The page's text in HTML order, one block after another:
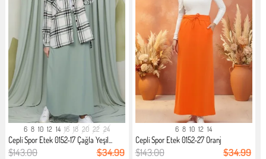
6 8 10 12 14 16 18 20 22 24
Cepli Spor Etek 0152-17 Çağla Yeşil...
$143.00 $34.99
6 8 10 12 14
Cepli Spor Etek 0152-27 Oranj
$143.00 $34.99